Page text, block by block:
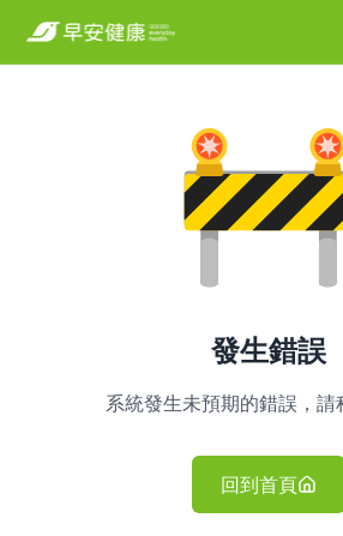
發生錯誤
系統發生未預期的錯誤，請
回到首頁